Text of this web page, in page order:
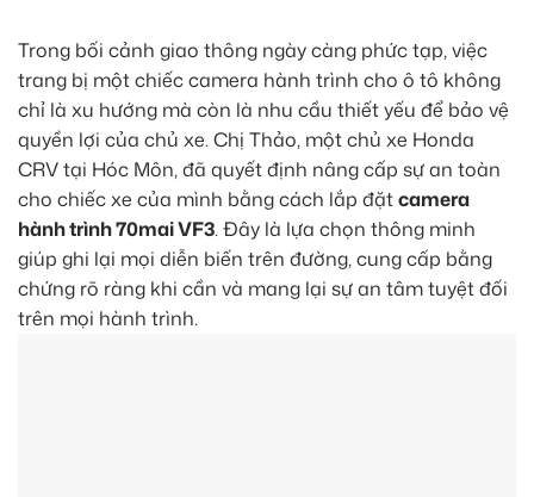
Trong bối cảnh giao thông ngày càng phức tạp, việc
trang bị một chiếc camera hành trình cho ô tô không
chỉ là xu hướng mà còn là nhu cầu thiết yếu để bảo vệ
quyền lợi của chủ xe. Chị Thảo, một chủ xe Honda
CRV tại Hóc Môn, đã quyết định nâng cấp sự an toàn
cho chiếc xe của mình bằng cách lắp đặtcamera
hành trình 70mai VF3. Đây là lựa chọn thông minh
giúp ghi lại mọi diễn biến trên đường, cung cấp bằng
chứng rõ ràng khi cần và mang lại sự an tâm tuyệt đối
trên mọi hành trình.